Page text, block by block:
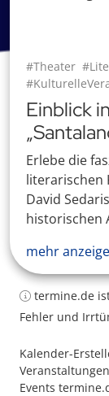
#Theater
Einblick
Erlebe die
literarischen
David
historischen
mehr
termine.de
Fehler und
Kalender-
Events